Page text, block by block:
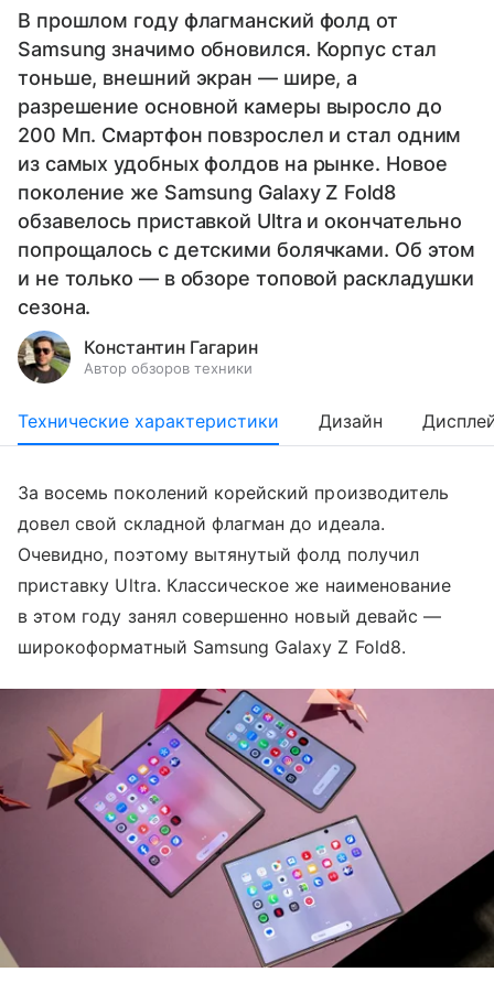
В прошлом году флагманский фолд от
Samsung значимо обновился. Корпус стал
тоньше, внешний экран — шире, а
разрешение основной камеры выросло до
200 Мп. Смартфон повзрослел и стал одним
из самых удобных фолдов на рынке. Новое
поколение же Samsung Galaxy Z Fold8
обзавелось приставкой Ultra и окончательно
попрощалось с детскими болячками. Об этом
и не только — в обзоре топовой раскладушки
сезона.
Константин Гагарин
Автор обзоров техники
Технические характеристики Дизайн
За восемь поколений корейский производитель
довел свой складной флагман до идеала.
Очевидно, поэтому вытянутый фолд получил
приставку Ultra. Классическое же наименование
в этом году занял совершенно новый девайс —
широкоформатный Samsung Galaxy Z Fold8.